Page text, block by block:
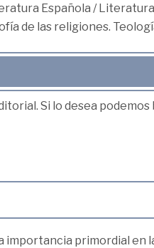
Española /Literatura
de las religiones.
Si lo desea
importancia primordial en